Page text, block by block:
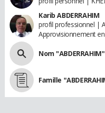
Karib ABDERRAHIM
profil professionnel |
Approvisionnement
Nom "ABDERRAHIM"
Famille